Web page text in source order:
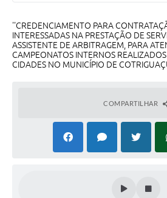
Legislação
Editais
''CREDENCIAMENTO PARA
INTERESSADAS NA PRESTAÇÃO DE
ASSISTENTE DE ARBITRAGEM, PARA
CAMPEONATOS INTERNOS
CIDADES NO MUNICÍPIO DE
COMPARTILHAR